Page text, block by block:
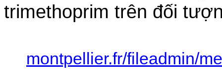
trimethoprim trên đối
montpellier.fr/fileadmin/